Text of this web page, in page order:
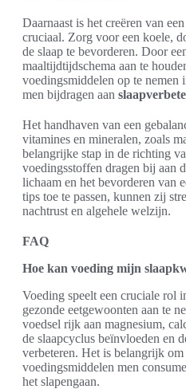
Daarnaast is het creëren van
cruciaal. Zorg voor een koele,
de slaap te bevorderen. Door
maaltijdtijdschema aan te
voedingsmiddelen op te nemen
men bijdragen aan
Het handhaven van een
vitamines en mineralen, zoals
belangrijke stap in de richting
voedingsstoffen dragen bij aan
lichaam en het bevorderen van
tips toe te passen, kunnen zij
nachtrust en algehele welzijn.
FAQ
Hoe kan voeding mijn
Voeding speelt een cruciale rol
gezonde eetgewoonten aan te
voedsel rijk aan magnesium,
de slaapcyclus beïnvloeden en
verbeteren. Het is belangrijk
voedingsmiddelen men
het slapengaan.